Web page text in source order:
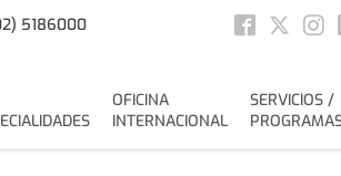
5186000
Social
OFICINA
INTERNACIONAL
SERVICIOS /